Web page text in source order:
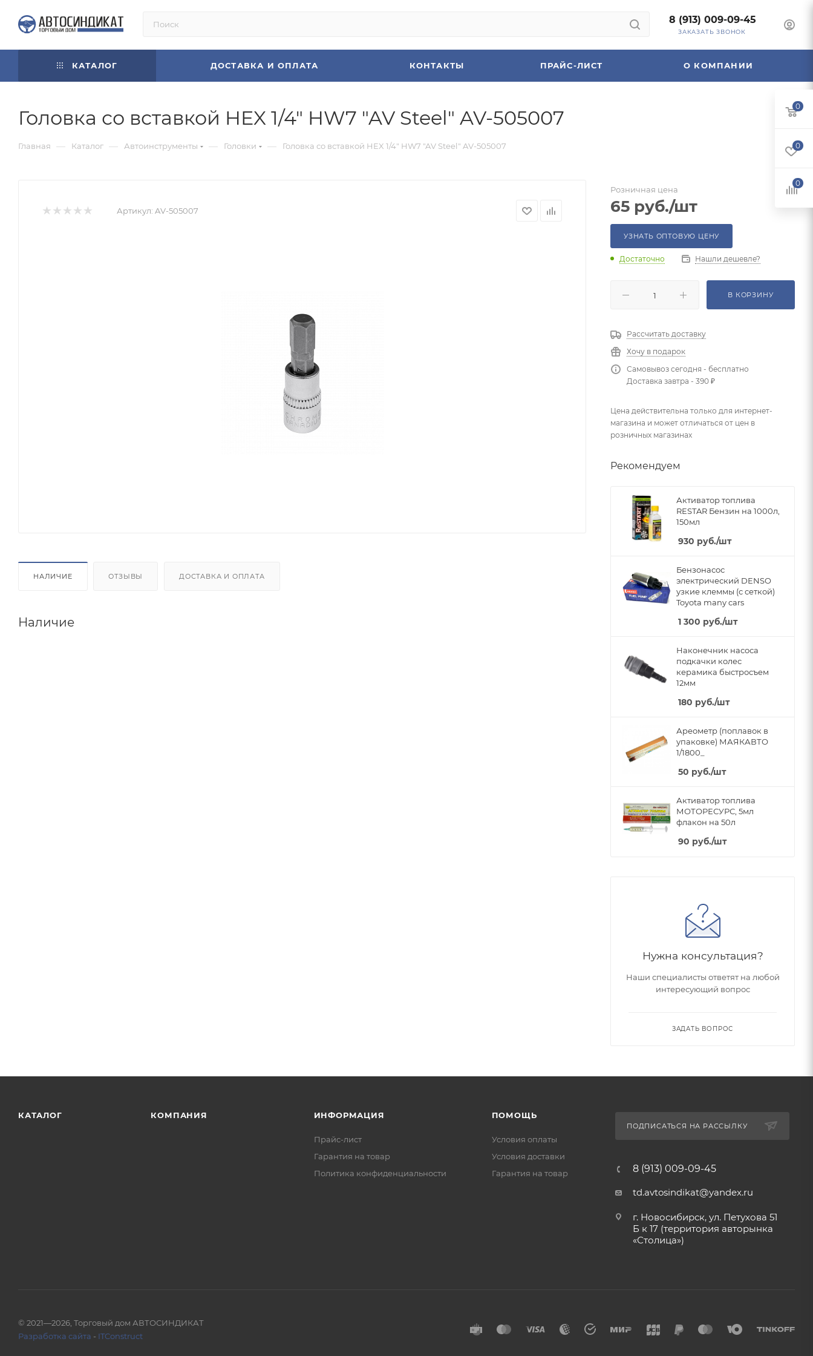
8 (913) 009-09-45
ЗАКАЗАТЬ ЗВОНОК
КАТАЛОГ ДОСТАВКА И ОПЛАТА КОНТАКТЫ ПРАЙС-ЛИСТ О КОМПАНИИ
Головка со вставкой HEX 1/4" HW7 "AV Steel" AV-505007
Главная — Каталог — Автоинструменты — Головки — Головка со вставкой HEX 1/4" HW7 "AV Steel" AV-505007
Артикул: AV-505007
НАЛИЧИЕ ОТЗЫВЫ ДОСТАВКА И ОПЛАТА
Наличие
Розничная цена
65 руб./шт
УЗНАТЬ ОПТОВУЮ ЦЕНУ
Достаточно Нашли дешевле?
В КОРЗИНУ
Рассчитать доставку
Хочу в подарок
Самовывоз сегодня - бесплатно
Доставка завтра - 390 ₽
Цена действительна только для интернет-
магазина и может отличаться от цен в
розничных магазинах
Рекомендуем
Активатор топлива
RESTAR Бензин на 1000л,
150мл
930 руб./шт
Бензонасос
электрический DENSO
узкие клеммы (с сеткой)
Toyota many cars
1 300 руб./шт
Наконечник насоса
подкачки колес
керамика быстросъем
12мм
180 руб./шт
Ареометр (поплавок в
упаковке) МАЯКАВТО
1/1800_
50 руб./шт
Активатор топлива
МОТОРЕСУРС, 5мл
флакон на 50л
90 руб./шт
Нужна консультация?
Наши специалисты ответят на любой
интересующий вопрос
ЗАДАТЬ ВОПРОС
КАТАЛОГ КОМПАНИЯ ИНФОРМАЦИЯ
Прайс-лист
Гарантия на товар
Политика конфиденциальности
ПОМОЩЬ
Условия оплаты
Условия доставки
Гарантия на товар
ПОДПИСАТЬСЯ НА РАССЫЛКУ
8 (913) 009-09-45
td.avtosindikat@yandex.ru
г. Новосибирск, ул. Петухова 51
Б к 17 (территория авторынка
«Столица»)
© 2021—2026, Торговый дом АВТОСИНДИКАТ
Разработка сайта - ITConstruct
0
0
0